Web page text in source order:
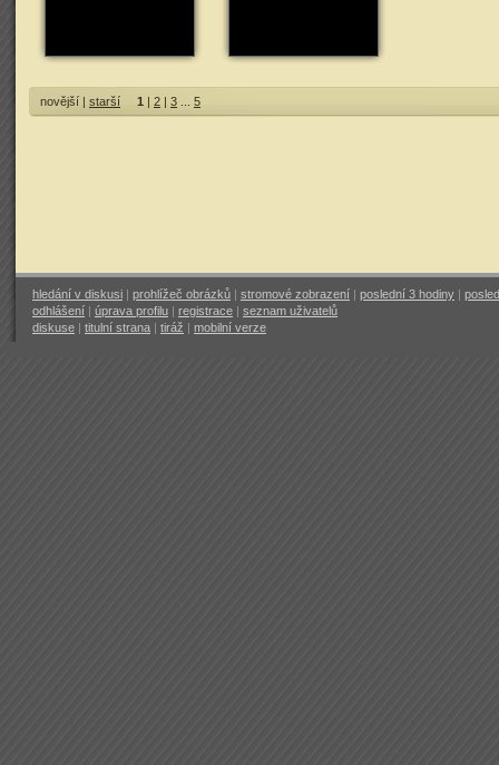
novější | starší 1 | 2 | 3 5
hledání v diskusi | prohlížeč obrázků | stromové zobrazení | poslední 3 hodiny |
odhlášení | úprava profilu | registrace | seznam uživatelů
diskuse | titulní strana | tiráž | mobilní verze